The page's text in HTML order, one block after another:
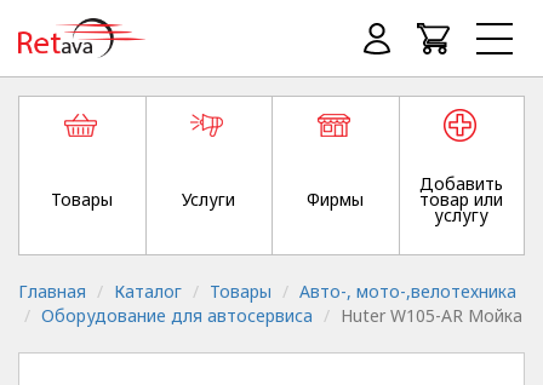
Товары Услуги Фирмы
Добавить
товар или
услугу
Главная Каталог Товары
Авто-, мото-,велотехника
Оборудование для автосервиса
Huter W105-AR Мойка